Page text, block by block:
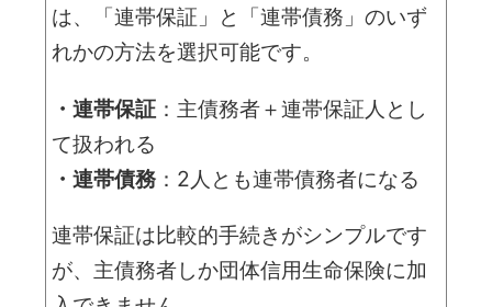
は、「連帯保証」と「連帯債務」のいず
れかの方法を選択可能です。
・連帯保証：主債務者＋連帯保証人とし
て扱われる
・連帯債務：2人とも連帯債務者になる
連帯保証は比較的手続きがシンプルです
が、主債務者しか団体信用生命保険に加